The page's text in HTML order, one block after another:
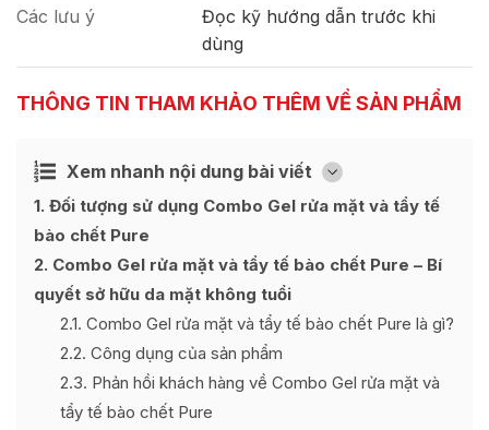
Các lưu ý
Đọc kỹ hướng dẫn trước khi
dùng
THÔNG TIN THAM KHẢO THÊM VỀ SẢN PHẨM
Xem nhanh nội dung bài viết [
Ẩn
1 Đối tượng sử dụng Combo Gel rửa mặt và tẩy tế
bào chết Pure
2 Combo Gel rửa mặt và tẩy tế bào chết Pure – Bí
quyết sở hữu da mặt không tuổi
2.1 Combo Gel rửa mặt và tẩy tế bào chết Pure là gì?
2.2 Công dụng của sản phẩm
2.3 Phản hồi khách hàng về Combo Gel rửa mặt và
tẩy tế bào chết Pure